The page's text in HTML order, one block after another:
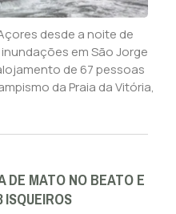
desde a noite de
em São Jorge
de 67 pessoas
da Praia da Vitória,
DE MATO NO BEATO E